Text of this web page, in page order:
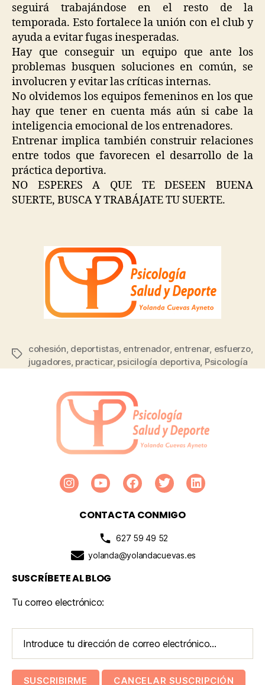
seguirá trabajándose en el resto de la
temporada. Esto fortalece la unión con el club y
ayuda a evitar fugas inesperadas.
Hay que conseguir un equipo que ante los
problemas busquen soluciones en común, se
involucren y evitar las críticas internas.
No olvidemos los equipos femeninos en los que
hay que tener en cuenta más aún si cabe la
inteligencia emocional de los entrenadores.
Entrenar implica también construir relaciones
entre todos que favorecen el desarrollo de la
práctica deportiva.
NO ESPERES A QUE TE DESEEN BUENA
SUERTE, BUSCA Y TRABÁJATE TU SUERTE.
cohesión, deportistas, entrenador, entrenar, esfuerzo,
jugadores, practicar, psicilogía deportiva, Psicología
CONTACTA CONMIGO
627 59 49 52
yolanda@yolandacuevas.es
SUSCRÍBETE AL BLOG
Tu correo electrónico: